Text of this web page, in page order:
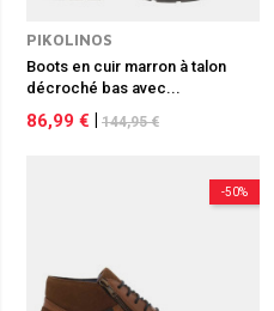
PIKOLINOS
Boots en cuir marron à talon
décroché bas avec...
86,99 € 144,95 €
-50%